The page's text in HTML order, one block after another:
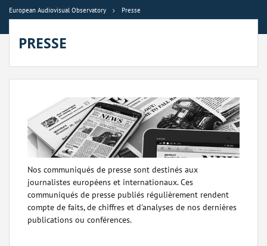
European Audiovisual Observatory Presse
PRESSE
Nos communiqués de presse sont destinés aux
journalistes européens et internationaux. Ces
communiqués de presse publiés régulièrement rendent
compte de faits, de chiffres et d'analyses de nos dernières
publications ou conférences.